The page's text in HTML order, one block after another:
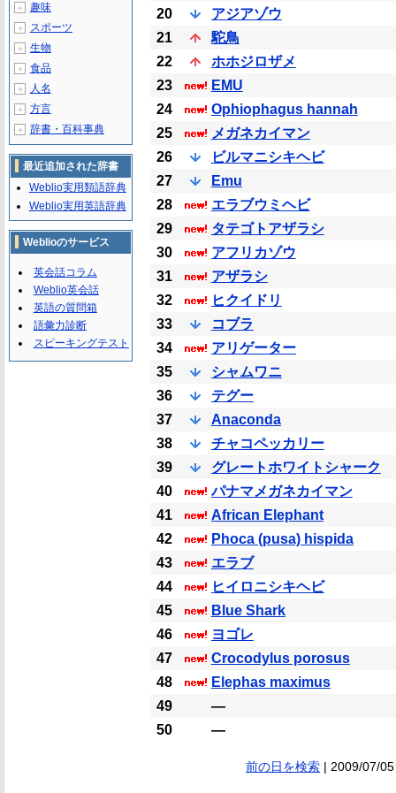
20
アジアゾウ
21
駝鳥
22
ホホジロザメ
23
EMU
24
Ophiophagus hannah
25
メガネカイマン
26
ビルマニシキヘビ
27
Emu
28
エラブウミヘビ
29
タテゴトアザラシ
30
アフリカゾウ
31
アザラシ
32
ヒクイドリ
33
コブラ
34
アリゲーター
35
シャムワニ
36
テグー
37
Anaconda
38
チャコペッカリー
39
グレートホワイトシャーク
40
パナマメガネカイマン
41
African Elephant
42
Phoca (pusa) hispida
43
エラブ
44
ヒイロニシキヘビ
45
Blue Shark
46
ヨゴレ
47
Crocodylus porosus
48
Elephas maximus
49
―
50
―
前の日を検索| 2009/07/
＋ 趣味
＋ スポーツ
＋ 生物
＋ 食品
＋ 人名
＋ 方言
＋ 辞書・百科事典
最近追加された辞書
Weblio実用類語辞典
Weblio実用英語辞典
Weblioのサービス
英会話コラム
Weblio英会話
英語の質問箱
語彙力診断
スピーキングテスト